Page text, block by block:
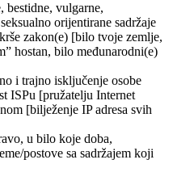
bestidne, vulgarne,
orijentirane sadržaje
zakon(e) [bilo tvoje zemlje,
hostan, bilo međunarodni(e)
i trajno isključenje osobe
ISPu [pružatelju Internet
[bilježenje IP adresa svih
u bilo koje doba,
postove sa sadržajem koji